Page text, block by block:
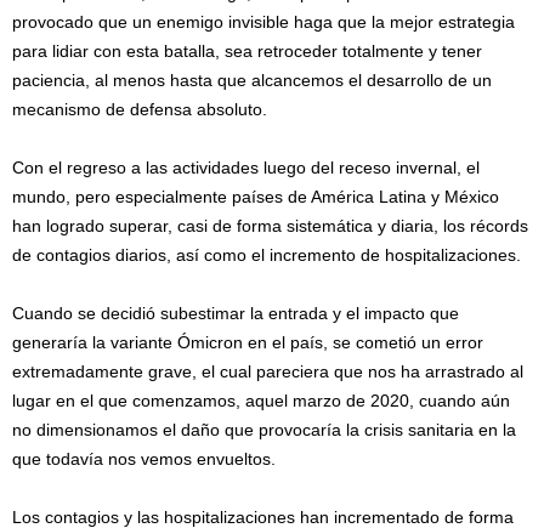
provocado que un enemigo invisible haga que la mejor estrategia
para lidiar con esta batalla, sea retroceder totalmente y tener
paciencia, al menos hasta que alcancemos el desarrollo de un
mecanismo de defensa absoluto.
Con el regreso a las actividades luego del receso invernal, el
mundo, pero especialmente países de América Latina y México
han logrado superar, casi de forma sistemática y diaria, los récords
de contagios diarios, así como el incremento de hospitalizaciones.
Cuando se decidió subestimar la entrada y el impacto que
generaría la variante Ómicron en el país, se cometió un error
extremadamente grave, el cual pareciera que nos ha arrastrado al
lugar en el que comenzamos, aquel marzo de 2020, cuando aún
no dimensionamos el daño que provocaría la crisis sanitaria en la
que todavía nos vemos envueltos.
Los contagios y las hospitalizaciones han incrementado de forma